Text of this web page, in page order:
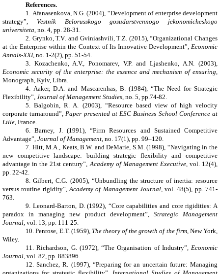
References.
1.
Afanasenkova ,N .G . (2004), “Development of enterprise development
strategy”, Vestnik Belorusskogo gosudarstvennogo jekonomicheskogo
universiteta no . 4, pp . 28-31.
2. Grynko, Т.V .and Gviniashvili,T Z . (2015), “Organizational Changes
at the Enterprise within the Context of Its Innovative Development”, Economic
Annals-XXI, no. 1-2(2) , pp . 51-54.
3.
Kozachenko, A.V., Ponomarev, V.P. and Ljashenko A.N.
(2003),
Economic security of the enterprise: the essence and mechanism of ensuring
Monograph , Kyiv, Libra.
4.
Aaker, D.A. and Mascarenhas, B. (1984), “The Need for Strategic
Flexibility”, Journal of Management Studies , no. 5, pp.74-82.
5.
Balgobin, R. A. (2003), “Resource based view of high velocity
corporate turnaround”, Paper presented at ESC Business School Conferenceat
Lille , France.
6.
Barney, J. (1991), “Firm Resources and Sustained Competitive
Advantage”, Journal of Management , no. 17(1), pp. 99–120.
7. Hitt, M.A., Keats, B.W. and DeMarie, S.M. (1998), “Navigating in the
new competitive landscape: building strategic flexibility and competitive
advantage in the 21st century”, Academy of Management Executive, vol. 12(4),
pp. 22-42.
8.
Gilbert, C.G. (2005), “Unbundling the structure of inertia: resource
versus routine rigidity”, Academy of Management Journal, vol. 48(5), pp. 741-
763.
9. Leonard-Barton, D. (1992), “Core capabilities and core rigidities: A
paradox in managing new product development”, Strategic
Management
Journal, vol. 13, pp. 111-25.
10. Penrose, E.T. (1959), The theory of the growth of the firm, New York,
Wiley.
11.
Richardson, G. (1972), “The Organisation of Industry”, Economic
Journal, vol. 82, pp. 883­896.
12.
Sanchez, R. (1997), “Preparing for an uncertain future: Managing